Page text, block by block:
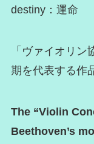
destiny：運命
「ヴァイオリ
期を代表する作
The “Violin
Beethoven’s